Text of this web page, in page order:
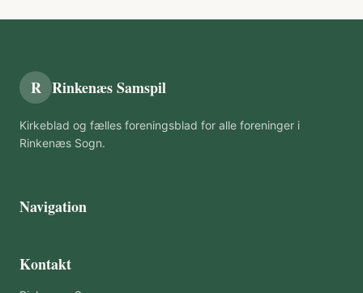
R Rinkenæs Samspil
Kirkeblad og fælles foreningsblad for alle foreninger i
Rinkenæs Sogn.
Navigation
Kontakt